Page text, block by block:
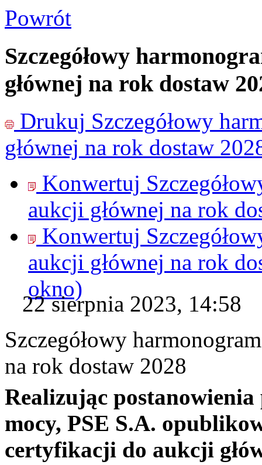
Powrót
Szczegółowy
głównej na rok dostaw
Drukuj Szczegółowy
głównej na rok dostaw
Konwertuj
aukcji głównej na rok
Konwertuj
aukcji głównej na rok
okno)
22 sierpnia 2023, 14:58
Szczegółowy
na rok dostaw 2028
Realizując
mocy, PSE S.A.
certyfikacji do aukcji